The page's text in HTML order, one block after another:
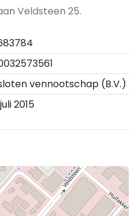
Veldsteen 25.
vennootschap (B.V.)
2015